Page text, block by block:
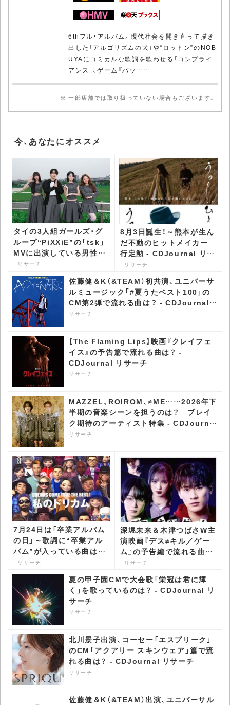
6thフル・アルバム。現代社会を開き直って描き
出した「アルゴリズムの犬」や“ロットン”のNOB
UYAにコミカルな歌詞を歌わせる「コンプライ
アンス」、ゲーム『パッ……
※ 一部店舗では取り扱っていない場合もございます。
今、あなたにオススメ
タイの3人組ガールズ・グ
ループ“PiXXiE”の「tsk」
MVに出演している男性
は？ - CDJournal リサー
チ
リサーチ
8月3日誕生！～熊本が生ん
だ不動のヒットメイカー
行定勲 - CDJournal リサ
ーチ
リサーチ
佐藤健＆K（&TEAM）初共演、ユニバーサ
ルミュージック「#夏うたベスト100」の
CM第2弾で流れる曲は？ - CDJournal
リサーチ
リサーチ
【The Flaming Lips】映画『クレイフェ
イス』の予告篇で流れる曲は？ -
CDJournal リサーチ
リサーチ
MAZZEL、ROIROM、≠ME……2026年下
半期の音楽シーンを担うのは？ ブレイ
ク期待のアーティスト特集 - CDJournal
リサーチ
リサーチ
7月24日は「卒業アルバム
の日」～歌詞に“卒業アル
バム”が入っている曲は？
- CDJournal リサーチ
リサーチ
深堀未来＆木津つばさW主
演映画『デス≠キル／ゲー
ム』の予告編で流れる曲
は？ - CDJournal リサー
リサーチ
夏の甲子園CMで大会歌「栄冠は君に輝
く」を歌っているのは？ - CDJournal リ
サーチ
リサーチ
北川景子出演、コーセー「エスプリーク」
のCM「アクアリー スキンウェア」篇で流
れる曲は？ - CDJournal リサーチ
リサーチ
佐藤健＆K（&TEAM）出演、ユニバーサル